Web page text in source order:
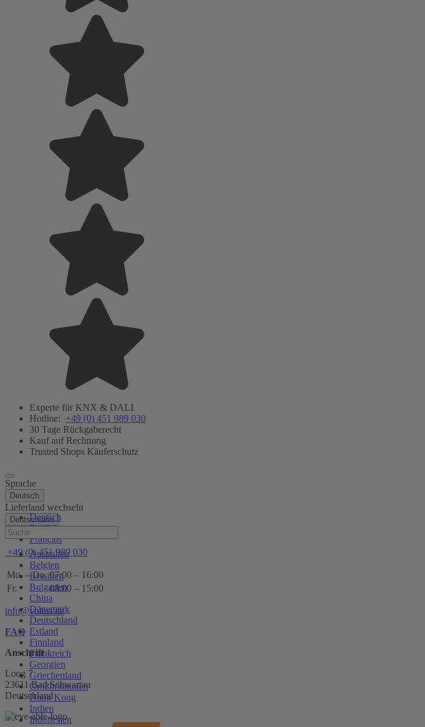
Experte für KNX & DALI
Hotline: +49 (0) 451 989 030
30 Tage Rückgaberecht
Kauf auf Rechnung
Trusted Shops Käuferschutz
Sprache
Deutsch
Deutsch
English
Français
Lieferland wechseln
Deutschland
Australien
Belgien
Brasilien
Bulgarien
China
Dänemark
Deutschland
Estland
Finnland
Frankreich
Georgien
Griechenland
Großbritannien
Hong Kong
Indien
Indonesien
Hilfe
+49 (0) 451 989 030
Mo. – Do. 07:00 – 16:00
Fr.
08:00 – 15:00
info@voltus.de
FAQ
Anschrift
Loog 7
23611 Bad Schwartau
Deutschland